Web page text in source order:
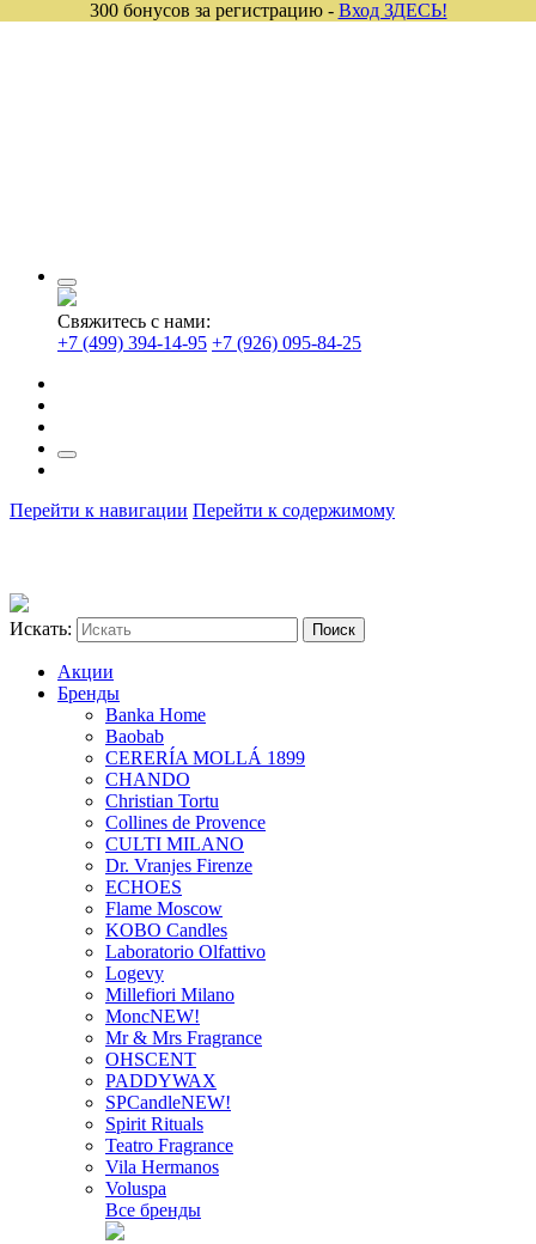
Свяжитесь с нами:
+7 (499) 394-14-95 +7 (926) 095-84-25
Перейти к навигации Перейти к содержимому
Искать:
Акции
Бренды
Banka Home
Baobab
CERERÍA MOLLÁ 1899
CHANDO
Christian Tortu
Collines de Provence
CULTI MILANO
Dr. Vranjes Firenze
ECHOES
Flame Moscow
KOBO Candles
Laboratorio Olfattivo
Logevy
Millefiori Milano
MoncNEW!
Mr & Mrs Fragrance
OHSCENT
PADDYWAX
SPCandleNEW!
Spirit Rituals
Teatro Fragrance
Vila Hermanos
Voluspa
Все бренды
300 бонусов за регистрацию - Вход ЗДЕСЬ!